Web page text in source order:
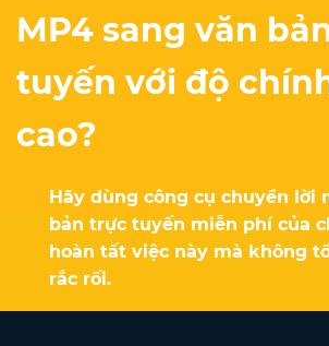
MP4 sang văn
tuyến với độ
cao?
Hãy dùng công cụ chuyển lời
bản trực tuyến miễn phí của
hoàn tất việc này mà không
rắc rối.